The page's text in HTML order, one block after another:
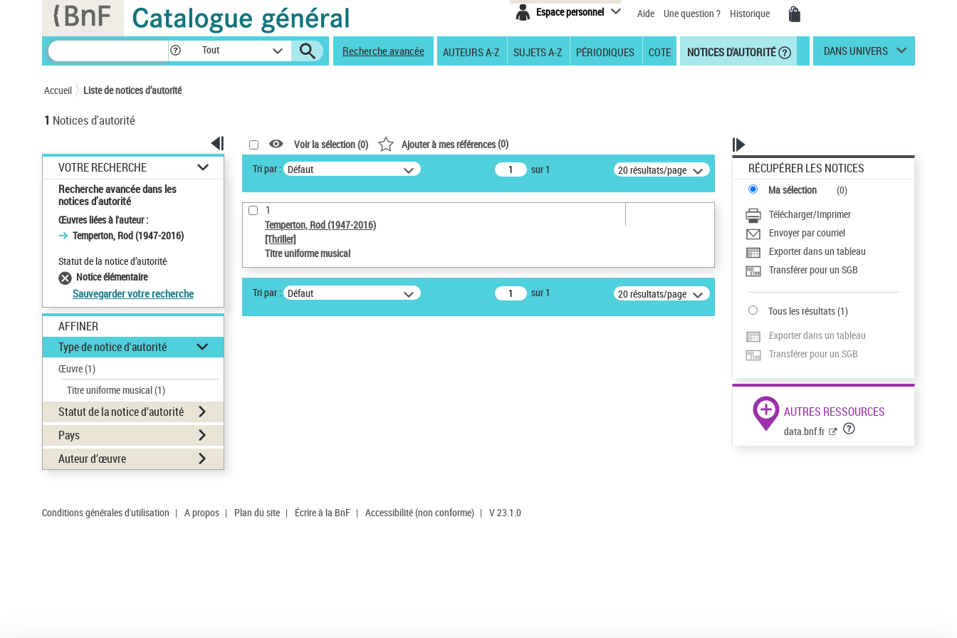
Espace personnel Aide Une question ? Historique
Tout Recherche avancée AUTEURS A-Z SUJETS A-Z PÉRIODIQUES COTE NOTICES D'AUTORITÉ DANS UNIVERS
Accueil Liste de notices d’autorité
1 Notices d'autorité
VOTRE RECHERCHE
Recherche avancée dans les
notices d’autorité
Œuvres liées à l'auteur :
Temperton, Rod (1947-2016)
Statut de la notice d’autorité
Notice élémentaire
Sauvegarder votre recherche
AFFINER
Type de notice d'autorité
Œuvre(1)
Titre uniforme musical(1)
Statut de la notice d’autorité
Pays
Auteur d’œuvre
Voir la sélection (0) Ajouter à mes références(0)
Tri par : Défaut sur 1 20 résultats/page
1
Temperton, Rod (1947-2016)
[Thriller]
Titre uniforme musical
Tri par : Défaut sur 1 20 résultats/page
RÉCUPÉRER LES NOTICES
Ma sélection (0)
Télécharger/Imprimer
Envoyer par courriel
Exporter dans un tableau
Transférer pour un SGB
Tous les résultats(1)
Exporter dans un tableau
Transférer pour un SGB
AUTRES RESSOURCES
data.bnf.fr
Conditions générales d'utilisation | A propos | Plan du site | Écrire à la BnF | Accessibilité (non conforme) | V 23.1.0
Panneau de gestion des cookies